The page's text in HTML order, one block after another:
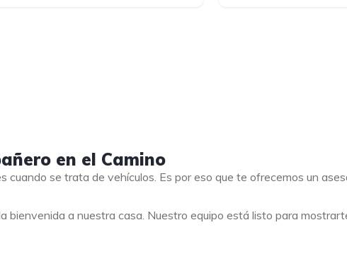
en el Camino
se trata de vehículos. Es por eso que te ofrecemos un
a nuestra casa. Nuestro equipo está listo para